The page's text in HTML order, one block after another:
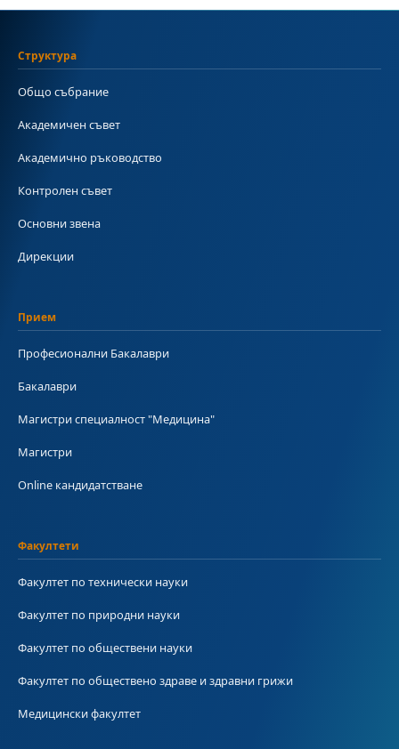
Структура
Общо събрание
Академичен съвет
Академично ръководство
Контролен съвет
Основни звена
Дирекции
Прием
Професионални Бакалаври
Бакалаври
Магистри специалност "Медицина"
Магистри
Online кандидатстване
Факултети
Факултет по технически науки
Факултет по природни науки
Факултет по обществени науки
Факултет по обществено здраве и здравни грижи
Медицински факултет